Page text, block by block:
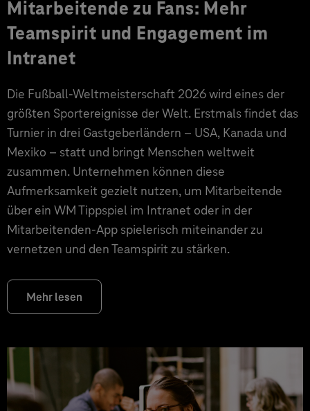
Mitarbeitende zu Fans: Mehr
Teamspirit und Engagement im
Intranet
Die Fußball-Weltmeisterschaft 2026 wird eines der
größten Sportereignisse der Welt. Erstmals findet das
Turnier in drei Gastgeberländern – USA, Kanada und
Mexiko – statt und bringt Menschen weltweit
zusammen. Unternehmen können diese
Aufmerksamkeit gezielt nutzen, um Mitarbeitende
über ein WM Tippspiel im Intranet oder in der
Mitarbeitenden-App spielerisch miteinander zu
vernetzen und den Teamspirit zu stärken.
Mehr lesen